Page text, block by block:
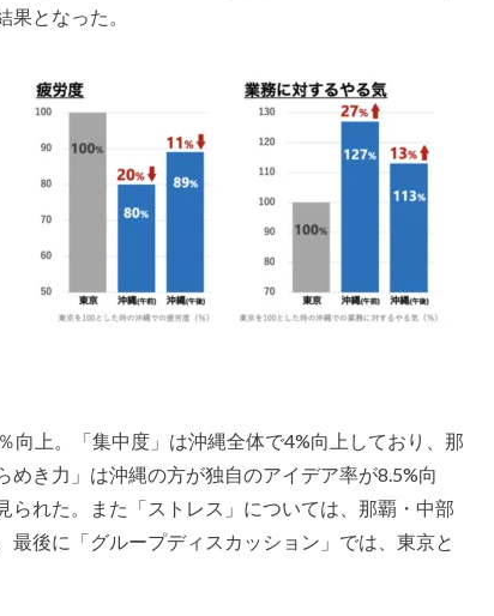
となった。
向上。「集中度」は沖縄全体で4%向上しており、那
き力」は沖縄の方が独自のアイデア率が8.5%向
られた。また「ストレス」については、那覇・中部
後に「グループディスカッション」では、東京と